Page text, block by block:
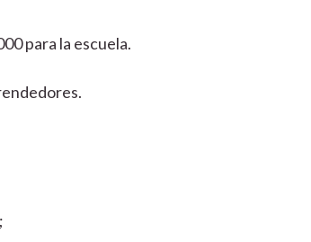
para la escuela.